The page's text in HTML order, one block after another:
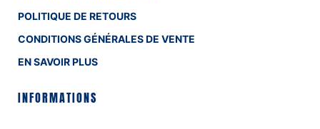
POLITIQUE DE RETOURS
CONDITIONS GÉNÉRALES DE VENTE
EN SAVOIR PLUS
INFORMATIONS